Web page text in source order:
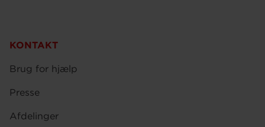
KONTAKT
Brug for hjælp
Presse
Afdelinger